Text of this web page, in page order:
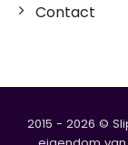
Contact
2015 - 2026 ©